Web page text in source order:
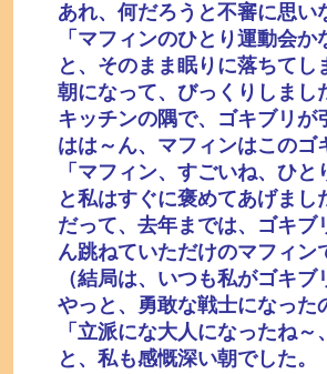
あれ、何だろうと不審に思い
「マフィンのひとり運動会か
と、そのまま眠りに落ちてし
朝になって、びっくりしまし
キッチンの隅で、ゴキブリ
はは～ん、マフィンはこの
「マフィン、すごいね、ひ
と私はすぐに褒めてあげまし
だって、去年までは、ゴキ
ん跳ねていただけのマフィン
（結局は、いつも私がゴキ
やっと、勇敢な戦士になった
「立派にな大人になったね～
と、私も感慨深い朝でした。